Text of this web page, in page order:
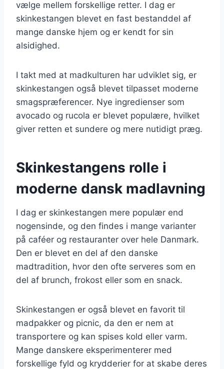
vælge mellem forskellige retter. I dag er
skinkestangen blevet en fast bestanddel af
mange danske hjem og er kendt for sin
alsidighed.
I takt med at madkulturen har udviklet sig, er
skinkestangen også blevet tilpasset moderne
smagspræferencer. Nye ingredienser som
avocado og rucola er blevet populære, hvilket
giver retten et sundere og mere nutidigt præg.
Skinkestangens rolle i
moderne dansk madlavning
I dag er skinkestangen mere populær end
nogensinde, og den findes i mange varianter
på caféer og restauranter over hele Danmark.
Den er blevet en del af den danske
madtradition, hvor den ofte serveres som en
del af brunch, frokost eller som en snack.
Skinkestangen er også blevet en favorit til
madpakker og picnic, da den er nem at
transportere og kan spises kold eller varm.
Mange danskere eksperimenterer med
forskellige fyld og krydderier for at skabe deres